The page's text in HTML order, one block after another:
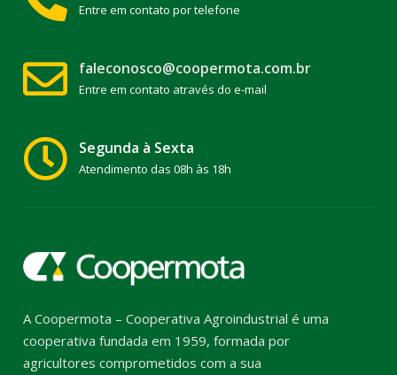
Entre em contato por telefone
faleconosco@coopermota.com.br
Entre em contato através do e-mail
Segunda à Sexta
Atendimento das 08h às 18h
A Coopermota – Cooperativa Agroindustrial é uma
cooperativa fundada em 1959, formada por
agricultores comprometidos com a sua